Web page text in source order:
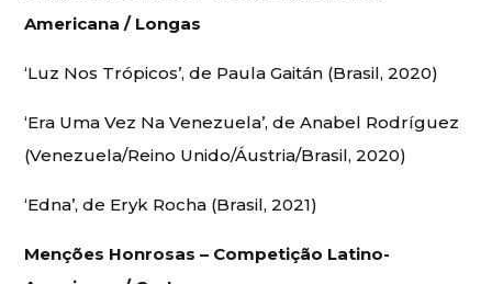
Americana / Longas
‘Luz Nos Trópicos’, de Paula Gaitán (Brasil, 2020)
‘Era Uma Vez Na Venezuela’, de Anabel Rodríguez
(Venezuela/Reino Unido/Áustria/Brasil, 2020)
‘Edna’, de Eryk Rocha (Brasil, 2021)
Menções Honrosas – Competição Latino-